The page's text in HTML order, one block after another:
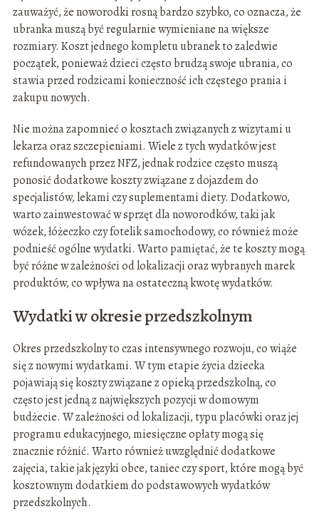
zauważyć, że noworodki rosną bardzo szybko, co oznacza, że
ubranka muszą być regularnie wymieniane na większe
rozmiary. Koszt jednego kompletu ubranek to zaledwie
początek, ponieważ dzieci często brudzą swoje ubrania, co
stawia przed rodzicami konieczność ich częstego prania i
zakupu nowych.
Nie można zapomnieć o kosztach związanych z wizytami u
lekarza oraz szczepieniami. Wiele z tych wydatków jest
refundowanych przez NFZ, jednak rodzice często muszą
ponosić dodatkowe koszty związane z dojazdem do
specjalistów, lekami czy suplementami diety. Dodatkowo,
warto zainwestować w sprzęt dla noworodków, taki jak
wózek, łóżeczko czy fotelik samochodowy, co również może
podnieść ogólne wydatki. Warto pamiętać, że te koszty mogą
być różne w zależności od lokalizacji oraz wybranych marek
produktów, co wpływa na ostateczną kwotę wydatków.
Wydatki w okresie przedszkolnym
Okres przedszkolny to czas intensywnego rozwoju, co wiąże
się z nowymi wydatkami. W tym etapie życia dziecka
pojawiają się koszty związane z opieką przedszkolną, co
często jest jedną z największych pozycji w domowym
budżecie. W zależności od lokalizacji, typu placówki oraz jej
programu edukacyjnego, miesięczne opłaty mogą się
znacznie różnić. Warto również uwzględnić dodatkowe
zajęcia, takie jak języki obce, taniec czy sport, które mogą być
kosztownym dodatkiem do podstawowych wydatków
przedszkolnych.